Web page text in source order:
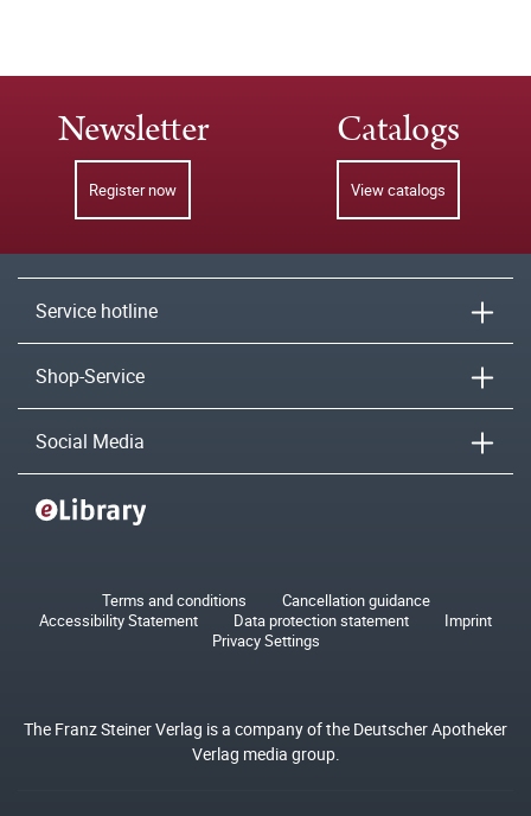
Newsletter
Register now
Catalogs
View catalogs
Service hotline
Shop-Service
Social Media
Terms and conditions
Cancellation guidance
Accessibility Statement
Data protection statement
Imprint
Privacy Settings
The Franz Steiner Verlag is a company of the Deutscher Apotheker
Verlag media group.